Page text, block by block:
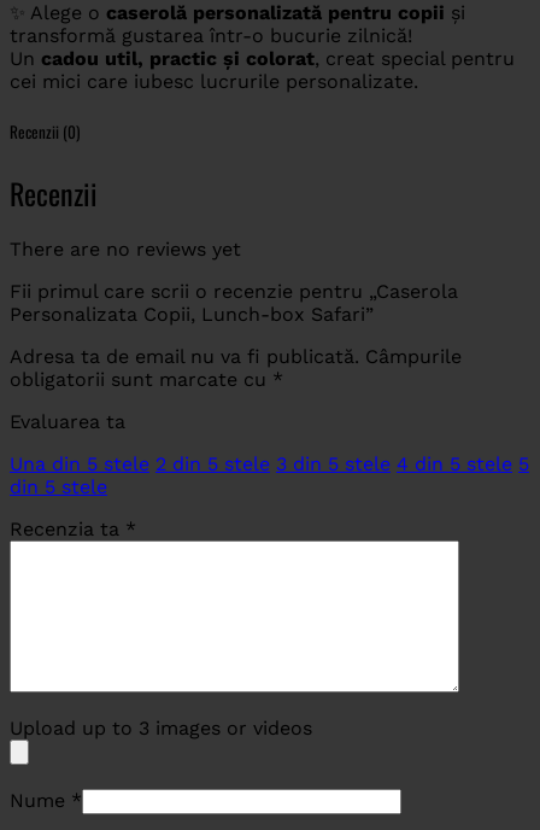
✨ Alege o caserolă personalizată pentru copii și
transformă gustarea într-o bucurie zilnică!
Un cadou util, practic și colorat, creat special pentru
cei mici care iubesc lucrurile personalizate.
Recenzii (0)
Recenzii
There are no reviews yet
Fii primul care scrii o recenzie pentru „Caserola
Personalizata Copii, Lunch-box Safari”
Adresa ta de email nu va fi publicată. Câmpurile
obligatorii sunt marcate cu *
Evaluarea ta
Una din 5 stele 2 din 5 stele 3 din 5 stele 4 din 5 stele 5
din 5 stele
Recenzia ta *
Upload up to 3 images or videos
Nume *